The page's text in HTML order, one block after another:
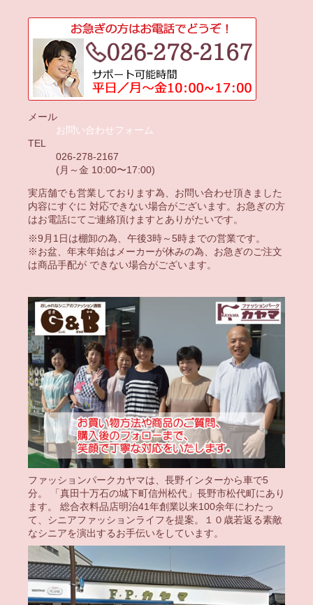
メール
お問い合わせフォーム
TEL
026-278-2167
(月～金 10:00〜17:00)
実店舗でも営業しております為、お問い合わせ頂きました
内容にすぐに 対応できない場合がございます。お急ぎの方
はお電話にてご連絡頂けますとありがたいです。
※9月1日は棚卸の為、午後3時～5時までの営業です。
※お盆、年末年始はメーカーが休みの為、お急ぎのご注文
は商品手配が できない場合がございます。
ファッションパークカヤマは、長野インターから車で5
分。 「真田十万石の城下町信州松代」長野市松代町にあり
ます。 総合衣料品店明治41年創業以来100余年にわたっ
て、シニアファッションライフを提案。１０歳若返る素敵
なシニアを演出するお手伝いをしています。